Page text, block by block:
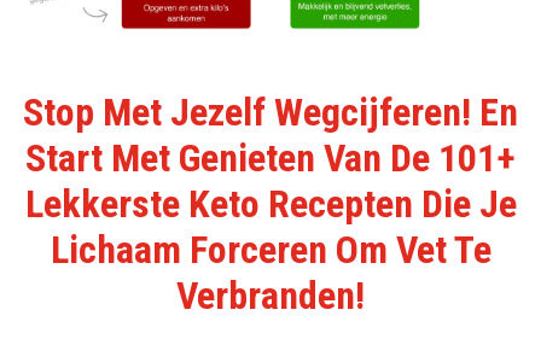
Stop Met Jezelf Wegcijferen! En
Start Met Genieten Van De 101+
Lekkerste Keto Recepten Die Je
Lichaam Forceren Om Vet Te
Verbranden!